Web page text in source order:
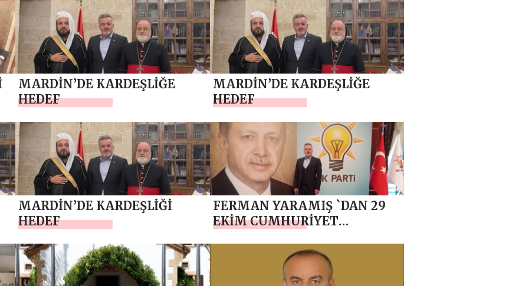
YATIRIM
YATIRIM
MARDİN’DE KARDEŞLİĞE
HEDEF
MARDİN’DE KARDEŞLİĞE
HEDEF
MARDİN’DE KARDEŞLİĞİ
HEDEF
FERMAN YARAMIŞ `DAN 29
EKİM CUMHURİYET